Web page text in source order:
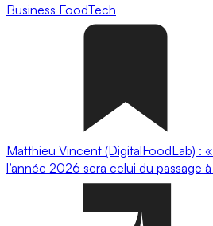
Business FoodTech
Matthieu Vincent (DigitalFoodLab) :
l’année 2026 sera celui du passage